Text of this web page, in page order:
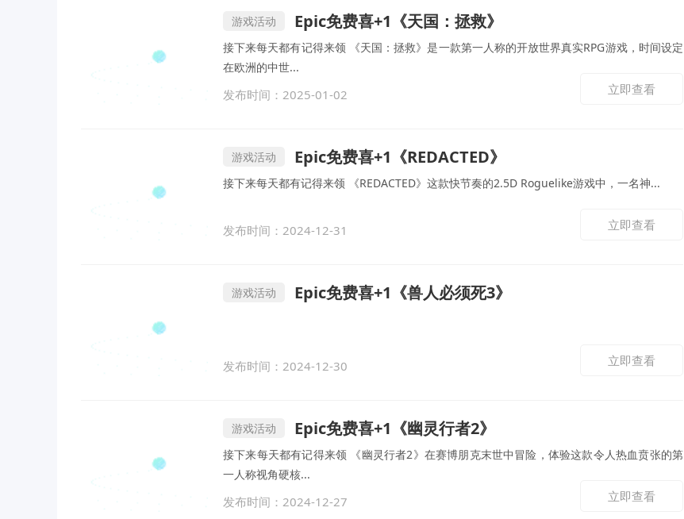
游戏活动 Epic免费喜+1《天国：拯救》
接下来每天都有记得来领 《天国：拯救》是一款第一人称的开放世界真实RPG游戏，时间设定
在欧洲的中世...
发布时间：2025-01-02 立即查看
游戏活动 Epic免费喜+1《REDACTED》
接下来每天都有记得来领 《REDACTED》这款快节奏的2.5D Roguelike游戏中，一名神...
发布时间：2024-12-31 立即查看
游戏活动 Epic免费喜+1《兽人必须死3》
发布时间：2024-12-30 立即查看
游戏活动 Epic免费喜+1《幽灵行者2》
接下来每天都有记得来领 《幽灵行者2》在赛博朋克末世中冒险，体验这款令人热血贲张的第
一人称视角硬核...
发布时间：2024-12-27 立即查看